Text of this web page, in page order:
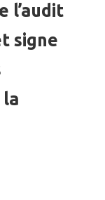
l’audit
signe
la